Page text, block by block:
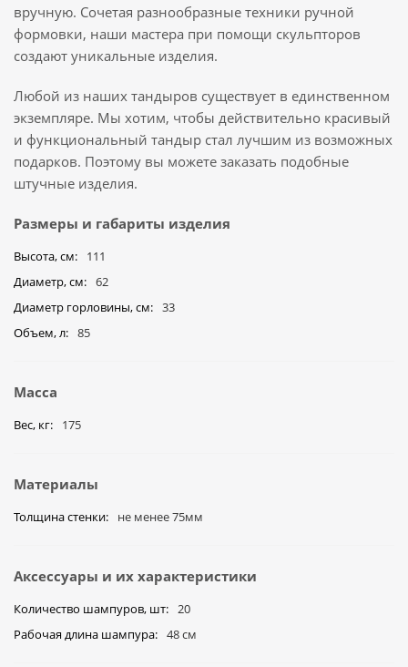
вручную. Сочетая разнообразные техники ручной
формовки, наши мастера при помощи скульпторов
создают уникальные изделия.
Любой из наших тандыров существует в единственном
экземпляре. Мы хотим, чтобы действительно красивый
и функциональный тандыр стал лучшим из возможных
подарков. Поэтому вы можете заказать подобные
штучные изделия.
Размеры и габариты изделия
Высота, см
111
Диаметр, см
62
Диаметр горловины, см
33
Объем, л
85
Масса
Вес, кг 175
Материалы
Толщина стенки не менее 75мм
Аксессуары и их характеристики
Количество шампуров, шт
20
Рабочая длина шампура
48 см